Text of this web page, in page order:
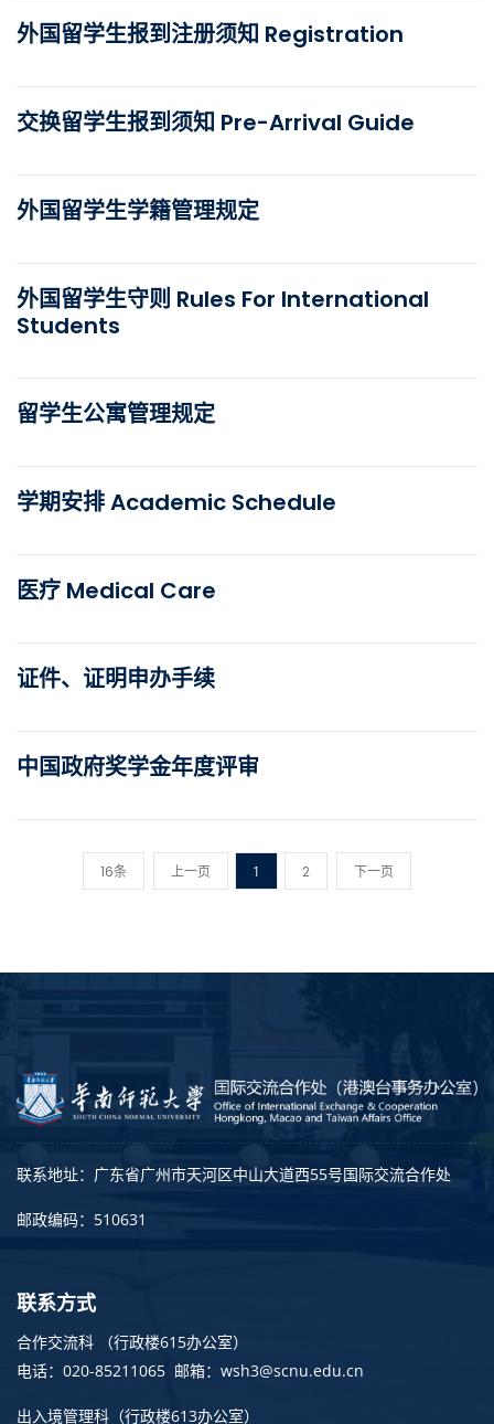
外国留学生报到注册须知 Registration
交换留学生报到须知 Pre-Arrival Guide
外国留学生学籍管理规定
外国留学生守则 Rules For International
Students
留学生公寓管理规定
学期安排 Academic Schedule
医疗 Medical Care
证件、证明申办手续
中国政府奖学金年度评审
16条 上一页 1 2 下一页
联系地址：广东省广州市天河区中山大道西55号国际交流合作处
邮政编码：510631
联系方式
合作交流科 （行政楼615办公室）
电话：020-85211065 邮箱：wsh3@scnu.edu.cn
出入境管理科 （行政楼613办公室）